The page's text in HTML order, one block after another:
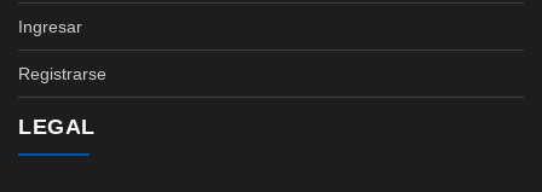
Ingresar
Registrarse
LEGAL